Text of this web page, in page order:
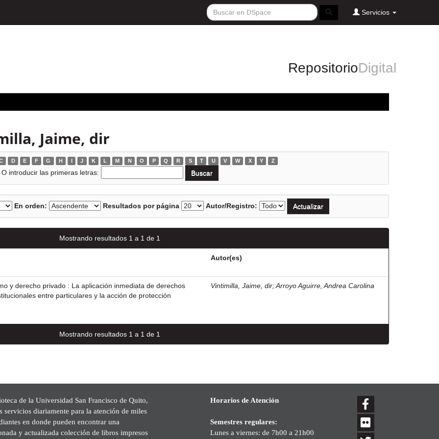
Servicios
RepositorioDigital
Jaime, dir
D E F G H I J K L M N O P Q R S T U V W X Y Z
O introducir las primeras letras:
En orden: Resultados por página Autor/Registro:
Mostrando resultados 1 a 1 de 1
Autor(es)
y derecho privado : La aplicación inmediata de derechos
entre particulares y la acción de protección
Vintimilla, Jaime, dir;Arroyo Aguirre, Andrea Carolina
Mostrando resultados 1 a 1 de 1
de la Universidad San Francisco de Quito,
servicios diariamente para la atención de miles
en donde pueden encontrar una
y actualizada colección de libros impresos
Horarios de Atención
Semestres regulares:
Lunes a viernes: de 7h00 a 21h00